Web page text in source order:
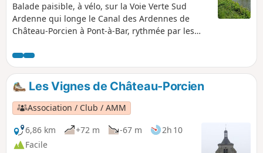
Balade paisible, à vélo, sur la Voie Verte Sud
Ardenne qui longe le Canal des Ardennes de
Château-Porcien à Pont-à-Bar, rythmée par les
différence de niveau qui sépare le canal des
Ardennes de la Meuse, entre Le Chesne et Rilly-
sur-Aisne, ce ne sont pas moins de 27 écluses qui
jalonnent le canal, et 17 d’entre elles sont sur le
territoire de Montgon. Longer le Canal des
Ardennes, découvrir ses écluses, via une petit
détour au Château de La Cassine, et la traversée
du tunnel de Saint-Aignan.
Les Vignes de Château-Porcien
Association / Club / AMM
6,86 km
+72 m -67 m
2h 10
Facile